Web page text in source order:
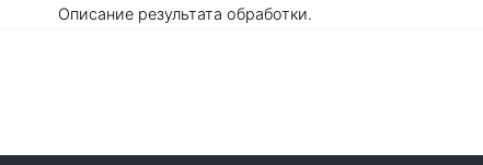
Описание результата обработки.